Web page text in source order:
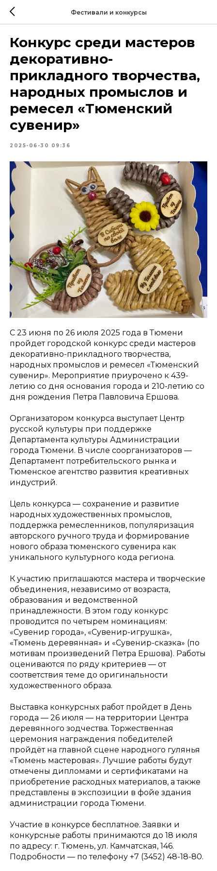
Фестивали и конкурсы
Конкурс среди мастеров
декоративно-
прикладного творчества,
народных промыслов и
ремесел «Тюменский
сувенир»
2025-06-30 09:36
С 23 июня по 26 июля 2025 года в Тюмени
пройдет городской конкурс среди мастеров
декоративно-прикладного творчества,
народных промыслов и ремесел «Тюменский
сувенир». Мероприятие приурочено к 439-
летию со дня основания города и 210-летию со
дня рождения Петра Павловича Ершова.
Организатором конкурса выступает Центр
русской культуры при поддержке
Департамента культуры Администрации
города Тюмени. В числе соорганизаторов —
Департамент потребительского рынка и
Тюменское агентство развития креативных
индустрий.
Цель конкурса — сохранение и развитие
народных художественных промыслов,
поддержка ремесленников, популяризация
авторского ручного труда и формирование
нового образа тюменского сувенира как
уникального культурного кода региона.
К участию приглашаются мастера и творческие
объединения, независимо от возраста,
образования и ведомственной
принадлежности. В этом году конкурс
проводится по четырем номинациям:
«Сувенир города», «Сувенир-игрушка»,
«Тюмень деревянная» и «Сувенир-сказка» (по
мотивам произведений Петра Ершова). Работы
оцениваются по ряду критериев — от
соответствия теме до оригинальности
художественного образа.
Выставка конкурсных работ пройдет в День
города — 26 июля — на территории Центра
деревянного зодчества. Торжественная
церемония награждения победителей
пройдёт на главной сцене народного гулянья
«Тюмень мастеровая». Лучшие работы будут
отмечены дипломами и сертификатами на
приобретение расходных материалов, а также
представлены в экспозиции в фойе здания
администрации города Тюмени.
Участие в конкурсе бесплатное. Заявки и
конкурсные работы принимаются до 18 июля
по адресу: г. Тюмень, ул. Камчатская, 146.
Подробности — по телефону +7 (3452) 48-18-80.